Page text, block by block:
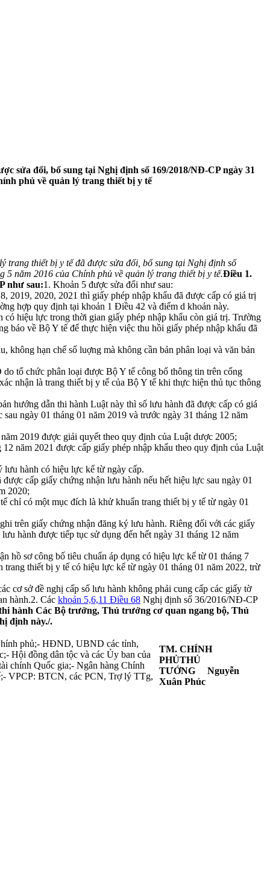
sửa đổi, bổ sung tại Nghị định số 169/2018/NĐ-CP ngày 31
phủ về quản lý trang thiết bị y tế
trang thiết bị y tế đã được sửa đổi, bổ sung tại Nghị định số
năm 2016 của Chính phủ về quản lý trang thiết bị y tế.Điều 1.
như sau:1. Khoản 5 được sửa đổi như sau:
2019, 2020, 2021 thì giấy phép nhập khẩu đã được cấp có giá trị
hợp quy định tại khoản 1 Điều 42 và điểm d khoản này.
hiệu lực trong thời gian giấy phép nhập khẩu còn giá trị. Trường
báo về Bộ Y tế để thực hiện việc thu hồi giấy phép nhập khẩu đã
không hạn chế số luợng mà không cần bản phân loại và văn bản
tổ chức phân loại được Bộ Y tế công bố thông tin trên cổng
nhận là trang thiết bị y tế của Bộ Y tế khi thực hiện thủ tục thông
hướng dẫn thi hành Luật này thì số lưu hành đã được cấp có giá
ngày 01 tháng 01 năm 2019 và trước ngày 31 tháng 12 năm
2019 được giải quyết theo quy định của Luật dược 2005;
năm 2021 được cấp giấy phép nhập khẩu theo quy định của Luật
lưu hành có hiệu lực kể từ ngày cấp.
cấp giấy chứng nhận lưu hành nếu hết hiệu lực sau ngày 01
2020;
chỉ có một mục đích là khử khuẩn trang thiết bị y tế từ ngày 01
trên giấy chứng nhận đăng ký lưu hành. Riêng đối với các giấy
hành được tiếp tục sử dụng đến hết ngày 31 tháng 12 năm
hồ sơ công bố tiêu chuẩn áp dụng có hiệu lực kể từ 01 tháng 7
thiết bị y tế có hiệu lực kể từ ngày 01 tháng 01 năm 2022, trừ
cơ sở đề nghị cấp số lưu hành không phải cung cấp các giấy tờ
hành.2. Các khoản 5,6,11 Điều 68 Nghị định số 36/2016/NĐ-CP
hành Các Bộ trưởng, Thủ trưởng cơ quan ngang bộ, Thủ
định này./.
phủ;- HĐND, UBND các tỉnh,
Hội đồng dân tộc và các Ủy ban của
chính Quốc gia;- Ngân hàng Chính
VPCP: BTCN, các PCN, Trợ lý TTg,
TM. CHÍNH
PHỦTHỦ
TƯỚNG
Nguyễn
Xuân Phúc